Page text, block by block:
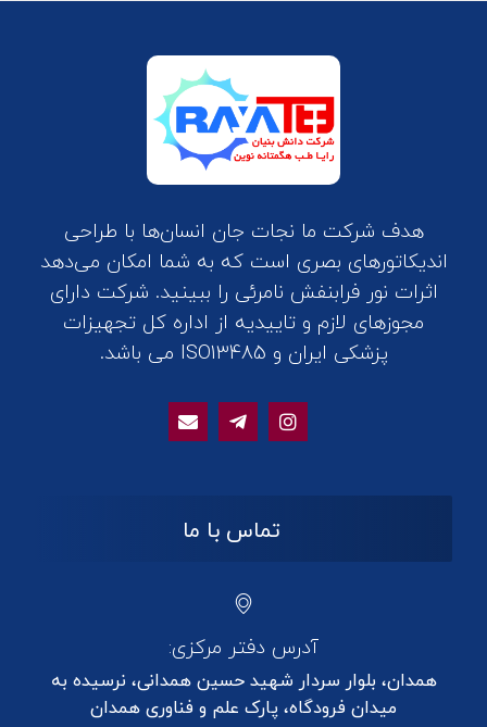
هدف شرکت ما نجات جان انسان‌ها با طراحی
اندیکاتورهای بصری است که به شما امکان می‌دهد
اثرات نور فرابنفش نامرئی را ببینید. شرکت دارای
مجوزهای لازم و تاییدیه از اداره کل تجهیزات
پزشکی ایران و ISO13485 می باشد.
تماس با ما
آدرس دفتر مرکزی:
همدان، بلوار سردار شهید حسین همدانی، نرسیده به
میدان فرودگاه، پارک علم و فناوری همدان